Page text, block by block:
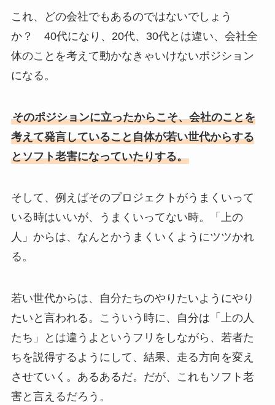
これ、どの会社でもあるのではないでしょう
か？ 40代になり、20代、30代とは違い、会社全
体のことを考えて動かなきゃいけないポジション
になる。
そのポジションに立ったからこそ、会社のことを
考えて発言していること自体が若い世代からする
とソフト老害になっていたりする。
そして、例えばそのプロジェクトがうまくいって
いる時はいいが、うまくいってない時。「上の
人」からは、なんとかうまくいくようにツツかれ
る。
若い世代からは、自分たちのやりたいようにやり
たいと言われる。こういう時に、自分は「上の人
たち」とは違うよというフリをしながら、若者た
ちを説得するようにして、結果、走る方向を変え
させていく。あるあるだ。だが、これもソフト老
害と言えるだろう。